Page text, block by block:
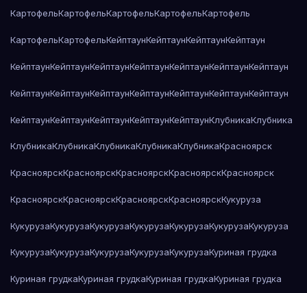
КартофельКартофельКартофельКартофельКартофель
КартофельКартофельКейптаунКейптаунКейптаунКейптаун
КейптаунКейптаунКейптаунКейптаунКейптаунКейптаунКейптаун
КейптаунКейптаунКейптаунКейптаунКейптаунКейптаунКейптаун
КейптаунКейптаунКейптаунКейптаунКейптаунКлубникаКлубника
КлубникаКлубникаКлубникаКлубникаКлубникаКрасноярск
КрасноярскКрасноярскКрасноярскКрасноярскКрасноярск
КрасноярскКрасноярскКрасноярскКрасноярскКукуруза
КукурузаКукурузаКукурузаКукурузаКукурузаКукурузаКукуруза
КукурузаКукурузаКукурузаКукурузаКукурузаКуриная грудка
Куриная грудкаКуриная грудкаКуриная грудкаКуриная грудка